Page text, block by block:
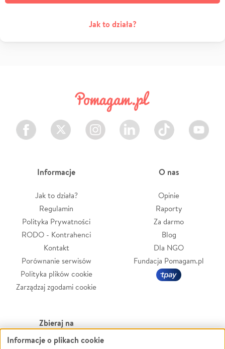
Jak to działa?
Facebook Twitter Instagram LinkedIn TikTok Youtube
Informacje
Jak to działa?
Regulamin
Polityka Prywatności
RODO - Kontrahenci
Kontakt
Porównanie serwisów
Polityka plików cookie
Zarządzaj zgodami cookie
O nas
Opinie
Raporty
Za darmo
Blog
Dla NGO
Fundacja Pomagam.pl
Zbieraj na
Leczenie
Informacje o plikach cookie